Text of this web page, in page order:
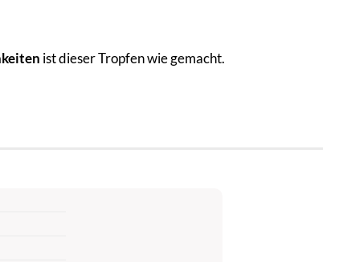
ist dieser Tropfen wie gemacht.